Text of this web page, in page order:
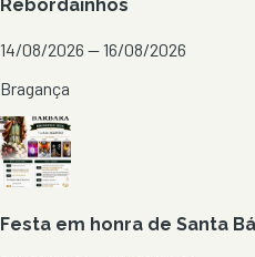
Rebordainhos
14/08/2026 — 16/08/2026
Bragança
Festa em honra de Santa